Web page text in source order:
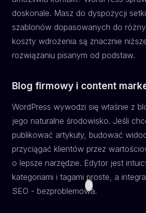
doskonale. Masz do dyspozycji
szablonów dopasowanych do
koszty wdrożenia są znacznie
rozwiązaniu pisanym od podstaw.
Blog firmowy i content
WordPress wywodzi się właśnie z
jego naturalne środowisko. Jeśli
publikować artykuły, budować
przyciągać klientów przez
o lepsze narzędzie. Edytor jest
kategoriami i tagami proste, a
SEO - bezproblemowa.